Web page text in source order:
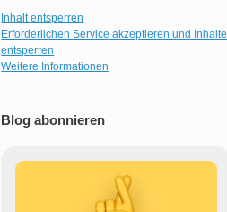
Inhalt entsperren
Erforderlichen Service akzeptieren und Inhalte
entsperren
Weitere Informationen
Blog abonnieren